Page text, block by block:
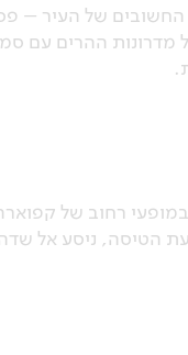
של העיר –
מדרונות ההרים
רחוב של
הטיסה, ניסע אל שדה